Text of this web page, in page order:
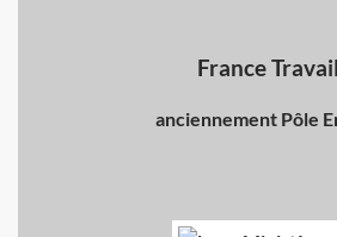
France Travail
anciennement Pôle